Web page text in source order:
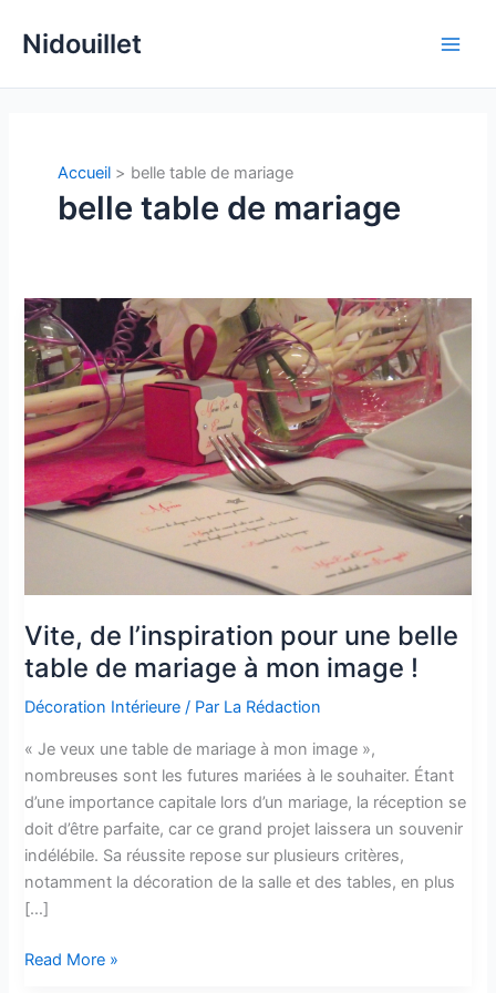
Nidouillet
Accueil belle table de mariage
belle table de mariage
Vite, de l’inspiration pour une belle
table de mariage à mon image !
Décoration Intérieure / Par La Rédaction
« Je veux une table de mariage à mon image »,
nombreuses sont les futures mariées à le souhaiter. Étant
d’une importance capitale lors d’un mariage, la réception se
doit d’être parfaite, car ce grand projet laissera un souvenir
indélébile. Sa réussite repose sur plusieurs critères,
notamment la décoration de la salle et des tables, en plus
[…]
Vite,
Read More »